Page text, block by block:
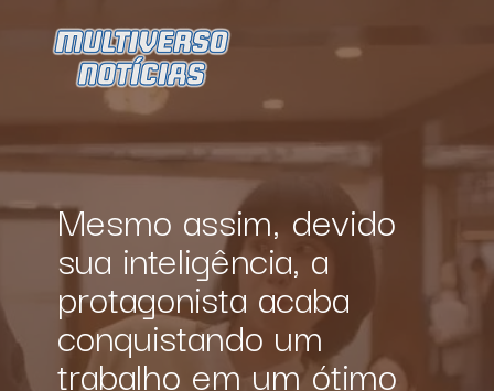
Mesmo assim, devido
sua inteligência, a
protagonista acaba
conquistando um
trabalho em um ótimo